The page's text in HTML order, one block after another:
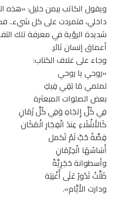
ويقول الكاتب بيمن خليل:
داخلي، فتمردت على كل شيء..
شديدة الرؤية في معرفة تلك
أعماق إنسان ثائر.
وجاء على غلاف الكتاب:
«روحي يا روحي
لملمي مَا بَقِي فِيكِ
بعض الصلوات المبعثرة
فِي كُلِّ إِتجَاهِ وَفِي كُلِّ زَمَانِ
كَالأَشْلَاءِ عِندَ انْفِجَارِ الْمَكَان
قِصَّةُ حُبِّ لَمْ تَكمل
أَسَاسُهَا الْحِرْمَانِ
وأسطوانة حَجَرِيَّةً
ظَلَّتْ تَدُورُ عَلَى أُغْنِيَة
ودارت الأَيَّام».